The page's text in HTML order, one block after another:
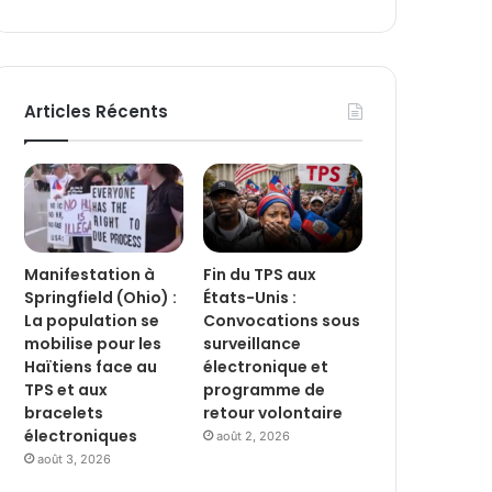
Articles Récents
Manifestation à
Springfield (Ohio) :
La population se
mobilise pour les
Haïtiens face au
TPS et aux
bracelets
électroniques
août 3, 2026
Fin du TPS aux
États-Unis :
Convocations sous
surveillance
électronique et
programme de
retour volontaire
août 2, 2026